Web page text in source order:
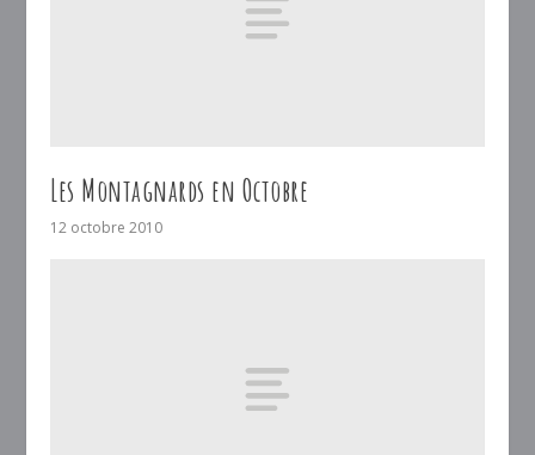
Les Montagnards en Octobre
12 octobre 2010